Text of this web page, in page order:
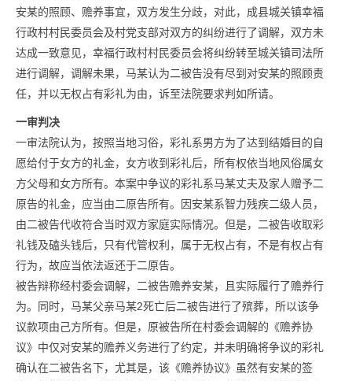
安某的照顾、赡养事宜，双方发生分歧，对此，成县城关镇幸福
行政村村民委员会及村党支部对双方的纠纷进行了调解，双方未
达成一致意见，幸福行政村村民委员会将纠纷转至城关镇司法所
进行调解，调解未果，马某认为二被告没有尽到对安某的照顾责
任，并以无权占有彩礼为由，诉至法院要求判如所请。
一审判决
一审法院认为，按照当地习俗，彩礼系男方为了达到结婚目的自
愿给付于女方的礼金，女方收到彩礼后，所有权依当地风俗属女
方父母和女方所有。本案中争议的彩礼系马某丈夫及家人赠予二
原告的礼金，应当由二原告所有。因安某系智力残疾二级人员，
由二被告代收符合当时双方家庭实际情况。但是，二被告收取彩
礼钱及磕头钱后，只有代管权利，属于无权占有，不是有权占有
行为，故应当依法返还于二原告。
被告辩称经村委会调解，二被告赡养安某，且实际履行了赡养行
为。同时，马某父亲马某2死亡后二被告进行了殡葬，所以该争
议款项由己方所有。但是，原被告所在村委会调解的《赡养协
议》中仅对安某的赡养义务进行了约定，并未明确将争议的彩礼
确认在二被告名下，尤其是，该《赡养协议》虽然有安某的签